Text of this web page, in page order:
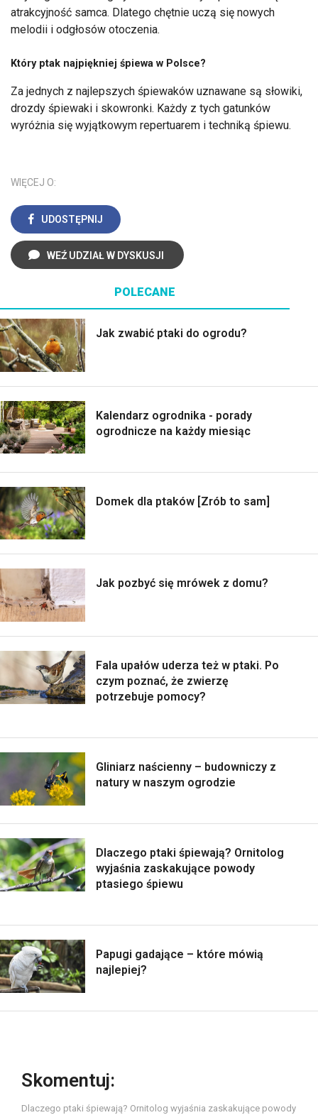
atrakcyjność samca. Dlatego chętnie uczą się nowych
melodii i odgłosów otoczenia.
Który ptak najpiękniej śpiewa w Polsce?
Za jednych z najlepszych śpiewaków uznawane są słowiki,
drozdy śpiewaki i skowronki. Każdy z tych gatunków
wyróżnia się wyjątkowym repertuarem i techniką śpiewu.
WIĘCEJ O:
UDOSTĘPNIJ
WEŹ UDZIAŁ W DYSKUSJI
POLECANE
Jak zwabić ptaki do ogrodu?
Kalendarz ogrodnika - porady
ogrodnicze na każdy miesiąc
Domek dla ptaków [Zrób to sam]
Jak pozbyć się mrówek z domu?
Fala upałów uderza też w ptaki. Po
czym poznać, że zwierzę
potrzebuje pomocy?
Gliniarz naścienny – budowniczy z
natury w naszym ogrodzie
Dlaczego ptaki śpiewają? Ornitolog
wyjaśnia zaskakujące powody
ptasiego śpiewu
Papugi gadające – które mówią
najlepiej?
Skomentuj:
Dlaczego ptaki śpiewają? Ornitolog wyjaśnia zaskakujące powody